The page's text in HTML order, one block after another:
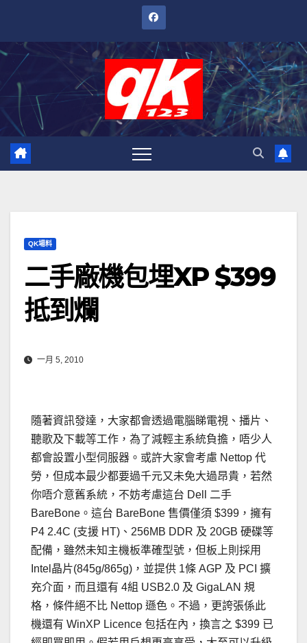
內
QK場料
二手廠機包埋XP $399
抵到爛
一月 5, 2010
隨著資訊發達，大家都會透過電腦睇電視、播片、
聽歌及下載等工作，為了減輕主系統負擔，唔少人
都會設置小型伺服器。或許大家會考慮 Nettop 代
勞，但成本最少都要過千元又未免大過昂貴，若然
你唔介意舊系統，不妨考慮這台 Dell 二手
BareBone。這台 BareBone 售價僅須 $399，擁有
P4 2.4C (支援 HT)、256MB DDR 及 20GB 硬碟等
配備，雖然未知主機板準確型號，但板上則採用
Intel晶片(845g/865g)，並提供 1條 AGP 及 PCI 擴
充介面，而且還有 4組 USB2.0 及 GigaLAN 規
格，條件絕不比 Nettop 遜色。不過，更誇張係此
機還有 WinXP Licence 包括在內，換言之 $399 已